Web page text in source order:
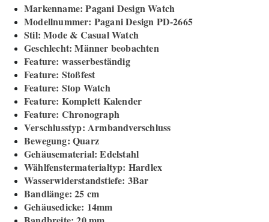
Markenname: Pagani Design Watch
Modellnummer: Pagani Design PD-2665
Stil: Mode & Casual Watch
Geschlecht: Männer beobachten
Feature: wasserbeständig
Feature: Stoßfest
Feature: Stop Watch
Feature: Komplett Kalender
Feature: Chronograph
Verschlusstyp: Armbandverschluss
Bewegung: Quarz
Gehäusematerial: Edelstahl
Wählfenstermaterialtyp: Hardlex
Wasserwiderstandstiefe: 3Bar
Bandlänge: 25 cm
Gehäusedicke: 14mm